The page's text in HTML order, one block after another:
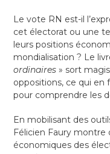
Le vote RN est-il
cet électorat ou une
leurs positions
mondialisation ? Le
ordinaires » sort
oppositions, ce qui en
pour comprendre les
En mobilisant des
Félicien Faury montre
économiques des